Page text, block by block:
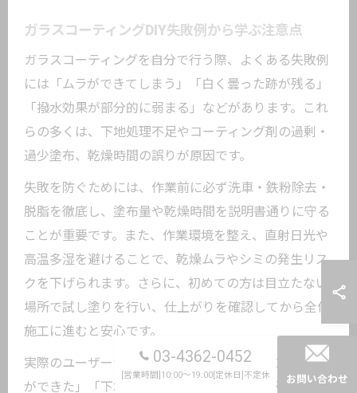
ガラスコーティングDIY失敗例から学ぶ注意点
ガラスコーティングを自分で行う際、よくある失敗例
には「ムラができてしまう」「白く曇った跡が残る」
「撥水効果が部分的に弱まる」などがあります。これ
らの多くは、下地処理不足やコーティング剤の過剰・
過少塗布、乾燥時間の誤りが原因です。
失敗を防ぐためには、作業前に必ず洗車・鉄粉除去・
脱脂を徹底し、塗布量や乾燥時間を説明書通りに守る
ことが重要です。また、作業環境を整え、直射日光や
高温多湿を避けることで、乾燥ムラやシミの発生リス
クを下げられます。さらに、初めての方は目立たない
場所で試し塗りを行い、仕上がりを確認してから全体
施工に進むと安心です。
実際のユーザーからは「乾燥時間を守らずに白いシミ
ができた」「下地処理を怠ったら撥水効果が持続しな
03-4362-0452
[営業時間]10:00～19:00[定休日]不定休 お問い合わせ